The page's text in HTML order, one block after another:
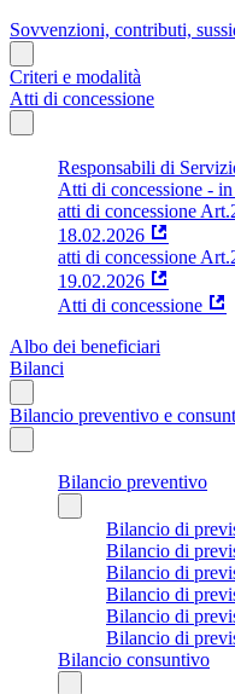
Sovvenzioni, contributi,
Criteri e modalità
Atti di concessione
Responsabili di
Atti di concessione -
atti di concessione
18.02.2026
atti di concessione
19.02.2026
Atti di concessione
Albo dei beneficiari
Bilanci
Bilancio preventivo e
Bilancio preventivo
Bilancio di
Bilancio di
Bilancio di
Bilancio di
Bilancio di
Bilancio di
Bilancio consuntivo